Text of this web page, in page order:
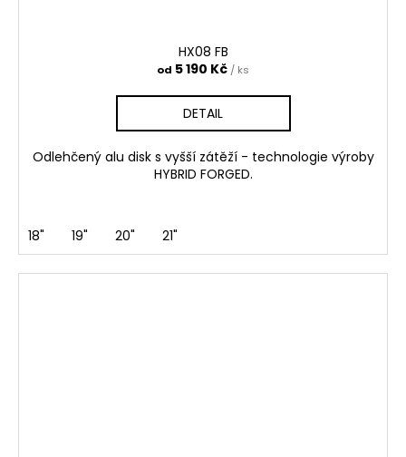
HX08 FB
od 5 190 Kč / ks
DETAIL
Odlehčený alu disk s vyšší zátěží - technologie výroby
HYBRID FORGED.
18" 19" 20" 21"